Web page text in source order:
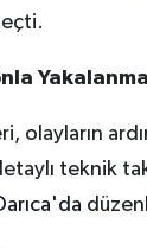
olayların
teknik